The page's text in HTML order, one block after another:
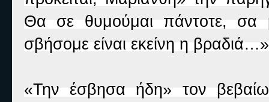
Θα σε θυμούμαι πάντοτε,
σβήσομε είναι εκείνη η βραδιά…»
«Την έσβησα ήδη» τον